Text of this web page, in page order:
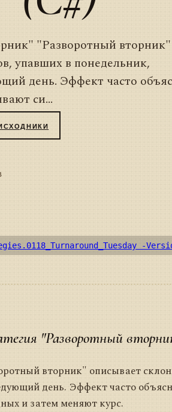
"Разворотный вторник"
упавших в понедельник,
день. Эффект часто
си...
-
"Разворотный
вторник" описывает
день. Эффект часто
и затем меняют курс.